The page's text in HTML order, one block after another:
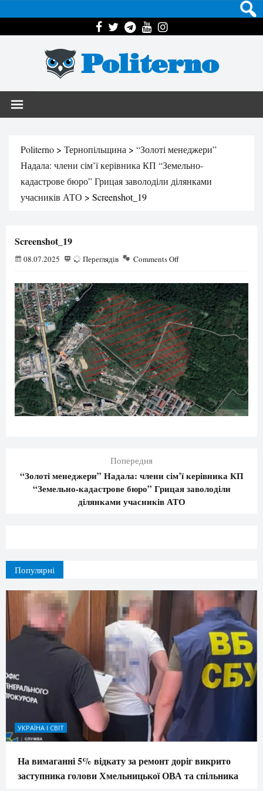
Politerno
Politerno > Тернопільщина > “Золоті менеджери”
Надала: члени сім’ї керівника КП “Земельно-
кадастрове бюро” Грицая заволоділи ділянками
учасників АТО > Screenshot_19
Screenshot_19
08.07.2025 57 Переглядів Comments Off
Попередня
“Золоті менеджери” Надала: члени сім’ї керівника КП
“Земельно-кадастрове бюро” Грицая заволоділи
ділянками учасників АТО
Популярні
УКРАЇНА І СВІТ
На вимаганні 5% відкату за ремонт доріг викрито
заступника голови Хмельницької ОВА та спільника